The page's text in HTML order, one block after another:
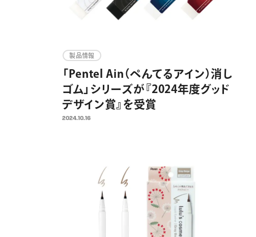
製品情報
「Pentel Ain（ぺんてるアイン）消し
ゴム」シリーズが『2024年度グッド
デザイン賞』を受賞
2024.10.16